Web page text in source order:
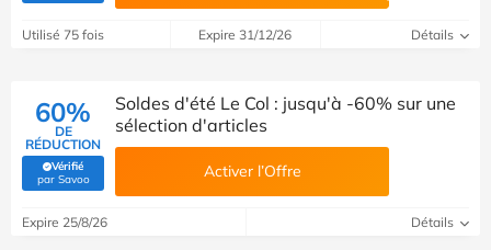
Utilisé 75 fois Expire 31/12/26 Détails
60%
DE
RÉDUCTION
Vérifié
par Savoo(Vérifié par Savoo)
Soldes d'été Le Col : jusqu'à -60% sur une
sélection d'articles
Activer l’Offre
Expire 25/8/26 Détails